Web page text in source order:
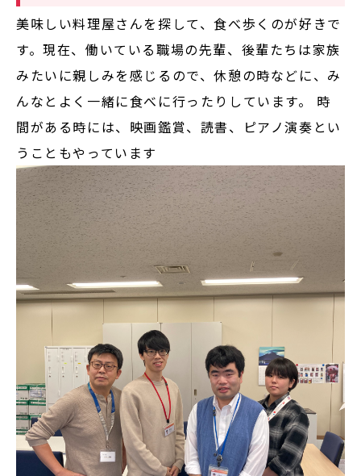
美味しい料理屋さんを探して、食べ歩くのが好きで
す。現在、働いている職場の先輩、後輩たちは家族
みたいに親しみを感じるので、休憩の時などに、み
んなとよく一緒に食べに行ったりしています。 時
間がある時には、映画鑑賞、読書、ピアノ演奏とい
うこともやっています